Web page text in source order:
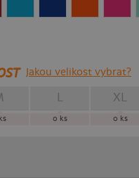
Jakou velikost vybrat?
ks
L
0 ks
XL
0 ks